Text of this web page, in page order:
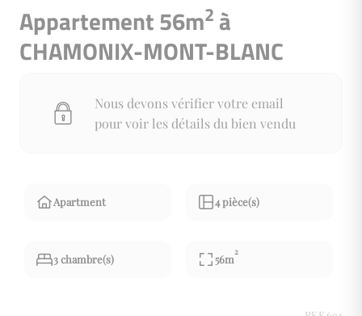
Appartement 56m2 à
CHAMONIX-MONT-BLANC
Nous devons vérifier votre email
pour voir les détails du bien vendu
Apartment 4 pièce(s)
3 chambre(s) 56m
2